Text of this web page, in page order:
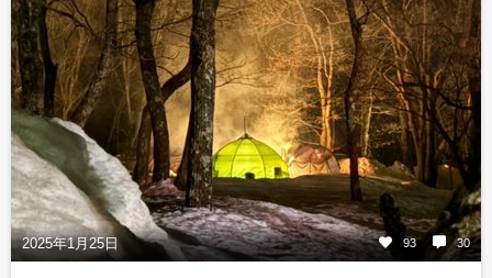
2025年1月25日 93 30